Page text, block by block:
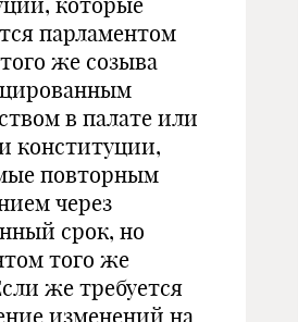
парламентом
же созыва
в палате или
конституции,
повторным
через
срок, но
того же
же требуется
изменений на